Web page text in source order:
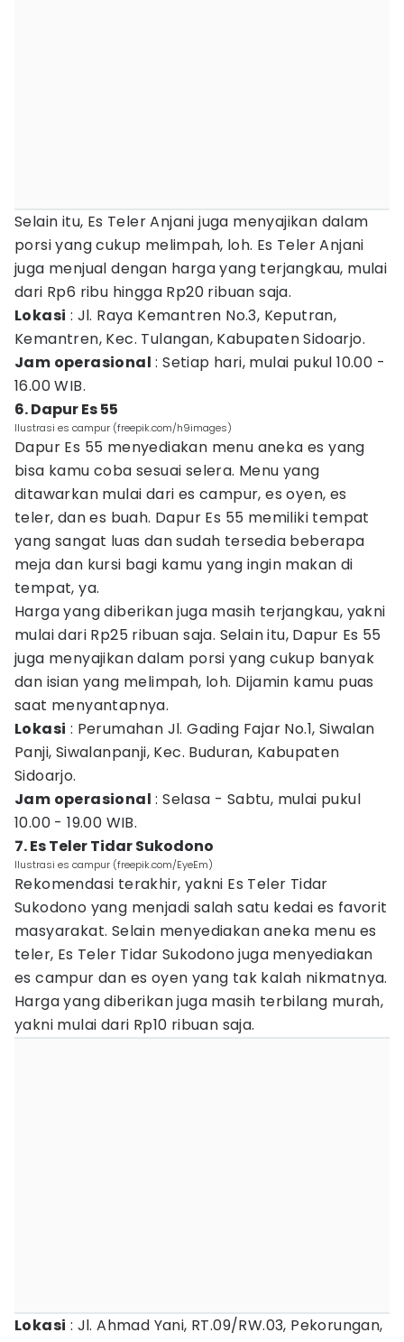
Selain itu, Es Teler Anjani juga menyajikan dalam
porsi yang cukup melimpah, loh. Es Teler Anjani
juga menjual dengan harga yang terjangkau, mulai
dari Rp6 ribu hingga Rp20 ribuan saja.
Lokasi : Jl. Raya Kemantren No.3, Keputran,
Kemantren, Kec. Tulangan, Kabupaten Sidoarjo.
Jam operasional : Setiap hari, mulai pukul 10.00 -
16.00 WIB.
6. Dapur Es 55
Ilustrasi es campur (freepik.com/h9images)
Dapur Es 55 menyediakan menu aneka es yang
bisa kamu coba sesuai selera. Menu yang
ditawarkan mulai dari es campur, es oyen, es
teler, dan es buah. Dapur Es 55 memiliki tempat
yang sangat luas dan sudah tersedia beberapa
meja dan kursi bagi kamu yang ingin makan di
tempat, ya.
Harga yang diberikan juga masih terjangkau, yakni
mulai dari Rp25 ribuan saja. Selain itu, Dapur Es 55
juga menyajikan dalam porsi yang cukup banyak
dan isian yang melimpah, loh. Dijamin kamu puas
saat menyantapnya.
Lokasi : Perumahan Jl. Gading Fajar No.1, Siwalan
Panji, Siwalanpanji, Kec. Buduran, Kabupaten
Sidoarjo.
Jam operasional : Selasa - Sabtu, mulai pukul
10.00 - 19.00 WIB.
7. Es Teler Tidar Sukodono
Ilustrasi es campur (freepik.com/EyeEm)
Rekomendasi terakhir, yakni Es Teler Tidar
Sukodono yang menjadi salah satu kedai es favorit
masyarakat. Selain menyediakan aneka menu es
teler, Es Teler Tidar Sukodono juga menyediakan
es campur dan es oyen yang tak kalah nikmatnya.
Harga yang diberikan juga masih terbilang murah,
yakni mulai dari Rp10 ribuan saja.
Lokasi : Jl. Ahmad Yani, RT.09/RW.03, Pekorungan,